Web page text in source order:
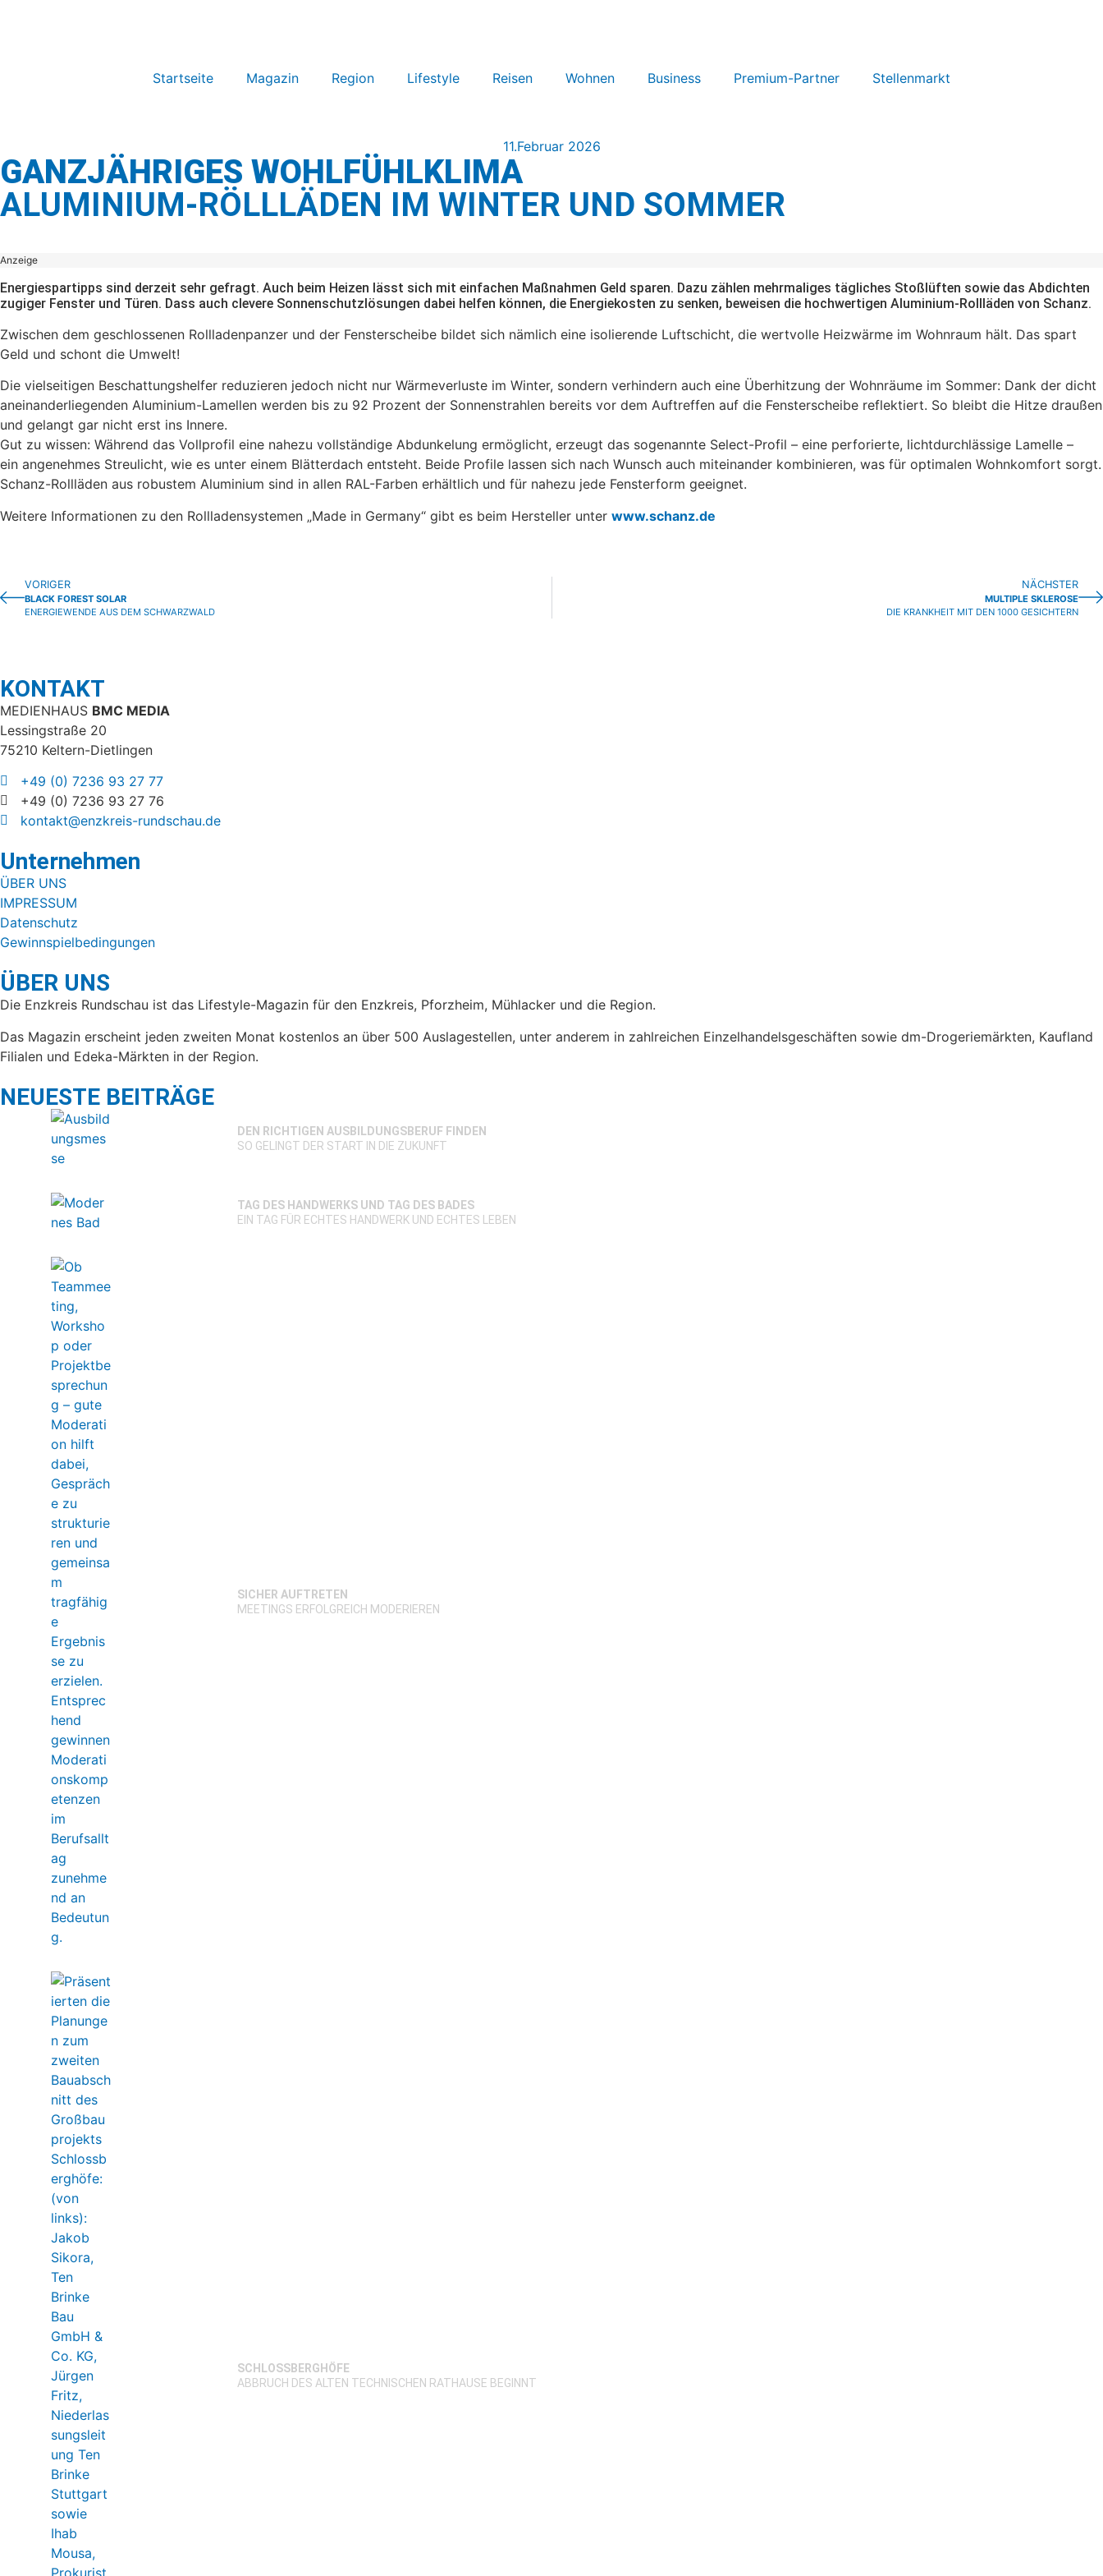
Startseite Magazin Region Lifestyle Reisen Wohnen Business Premium-Partner Stellenmarkt
11.Februar 2026
GANZJÄHRIGES WOHLFÜHLKLIMA
ALUMINIUM-RÖLLLÄDEN IM WINTER UND SOMMER
Anzeige
Energiespartipps sind derzeit sehr gefragt. Auch beim Heizen lässt sich mit einfachen Maßnahmen Geld sparen. Dazu zählen mehrmaliges tägliches Stoßlüften sowie das Abdichten
zugiger Fenster und Türen. Dass auch clevere Sonnenschutzlösungen dabei helfen können, die Energiekosten zu senken, beweisen die hochwertigen Aluminium-Rollläden von Schanz.
Zwischen dem geschlossenen Rollladenpanzer und der Fensterscheibe bildet sich nämlich eine isolierende Luftschicht, die wertvolle Heizwärme im Wohnraum hält. Das spart
Geld und schont die Umwelt!
Die vielseitigen Beschattungshelfer reduzieren jedoch nicht nur Wärmeverluste im Winter, sondern verhindern auch eine Überhitzung der Wohnräume im Sommer: Dank der dicht
aneinanderliegenden Aluminium-Lamellen werden bis zu 92 Prozent der Sonnenstrahlen bereits vor dem Auftreffen auf die Fensterscheibe reflektiert. So bleibt die Hitze draußen
und gelangt gar nicht erst ins Innere.
Gut zu wissen: Während das Vollprofil eine nahezu vollständige Abdunkelung ermöglicht, erzeugt das sogenannte Select-Profil – eine perforierte, lichtdurchlässige Lamelle –
ein angenehmes Streulicht, wie es unter einem Blätterdach entsteht. Beide Profile lassen sich nach Wunsch auch miteinander kombinieren, was für optimalen Wohnkomfort sorgt.
Schanz-Rollläden aus robustem Aluminium sind in allen RAL-Farben erhältlich und für nahezu jede Fensterform geeignet.
Weitere Informationen zu den Rollladensystemen „Made in Germany“ gibt es beim Hersteller unter www.schanz.de
VORIGER
BLACK FOREST SOLAR
ENERGIEWENDE AUS DEM SCHWARZWALD
NÄCHSTER
MULTIPLE SKLEROSE
DIE KRANKHEIT MIT DEN 1000 GESICHTERN
KONTAKT
MEDIENHAUS BMC MEDIA
Lessingstraße 20
75210 Keltern-Dietlingen
+49 (0) 7236 93 27 77
+49 (0) 7236 93 27 76
kontakt@enzkreis-rundschau.de
Unternehmen
ÜBER UNS
IMPRESSUM
Datenschutz
Gewinnspielbedingungen
ÜBER UNS
Die Enzkreis Rundschau ist das Lifestyle-Magazin für den Enzkreis, Pforzheim, Mühlacker und die Region.
Das Magazin erscheint jeden zweiten Monat kostenlos an über 500 Auslagestellen, unter anderem in zahlreichen Einzelhandelsgeschäften sowie dm-Drogeriemärkten, Kaufland
Filialen und Edeka-Märkten in der Region.
NEUESTE BEITRÄGE
DEN RICHTIGEN AUSBILDUNGSBERUF FINDEN
SO GELINGT DER START IN DIE ZUKUNFT
TAG DES HANDWERKS UND TAG DES BADES
EIN TAG FÜR ECHTES HANDWERK UND ECHTES LEBEN
SICHER AUFTRETEN
MEETINGS ERFOLGREICH MODERIEREN
SCHLOSSBERGHÖFE
ABBRUCH DES ALTEN TECHNISCHEN RATHAUSE BEGINNT